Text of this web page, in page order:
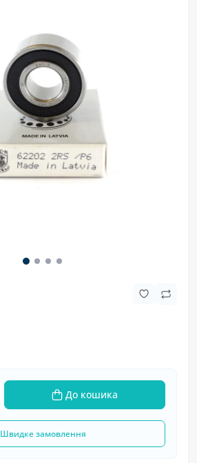
До кошика
Швидке замовлення